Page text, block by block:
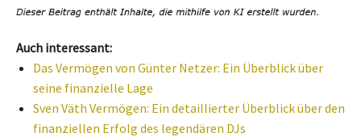
Auch interessant:
Das Vermögen von Günter Netzer: Ein Überblick über
seine finanzielle Lage
Sven Väth Vermögen: Ein detaillierter Überblick über den
finanziellen Erfolg des legendären DJs